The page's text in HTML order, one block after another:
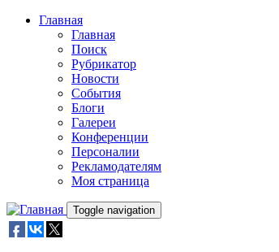
Skip to main content
Главная
Главная
Поиск
Рубрикатор
Новости
События
Блоги
Галереи
Конференции
Персоналии
Рекламодателям
Моя страница
Toggle navigation